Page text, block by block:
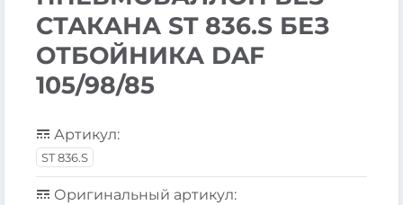
СТАКАНА ST 836.S БЕЗ
ОТБОЙНИКА DAF
105/98/85
Артикул:
ST 836.S
Оригинальный артикул: